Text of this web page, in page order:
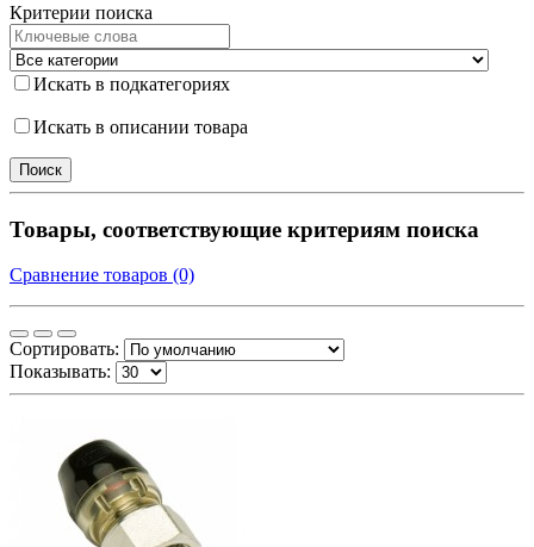
Критерии поиска
Искать в подкатегориях
Искать в описании товара
Товары, соответствующие критериям поиска
Сравнение товаров (0)
Сортировать:
Показывать: